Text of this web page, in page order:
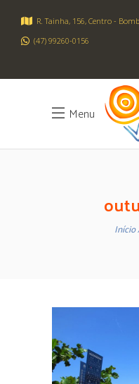
R. Tainha, 156, Centro -
(47) 99260-0156
Menu
Início